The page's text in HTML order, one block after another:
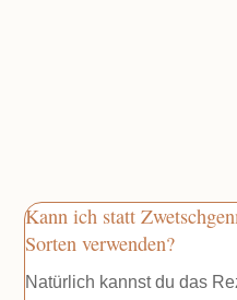
Kann ich statt
Sorten verwenden?
Natürlich kannst du das